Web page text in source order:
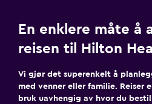
En enklere måte å
reisen til Hilton
Vi gjør det superenkelt å
med venner eller familie. Reiser
bruk uavhengig av hvor du